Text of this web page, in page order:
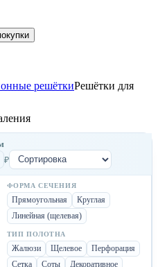
решёткиРешётки для
₽
ФОРМА СЕЧЕНИЯ
Прямоугольная
Круглая
Линейная (щелевая)
ТИП ПОЛОТНА
Жалюзи Щелевое
Перфорация
Сетка
Соты Декоративное